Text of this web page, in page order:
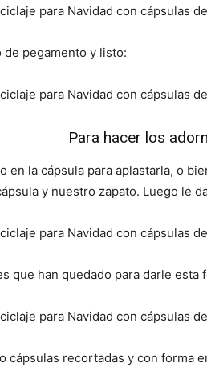
de pegamento y listo:
Para hacer los
en la cápsula para aplastarla, o
y nuestro zapato. Luego le
que han quedado para darle esta
cápsulas recortadas y con forma